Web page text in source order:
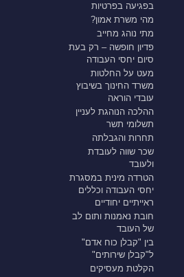
בפגיעה בפרטיות
מהי משרת אמון?
מתי נוהג מחייב
פדיון חופשה – רק בעת
סיום יחסי העבודה
מעט על החלטות
משרד החינוך בשיבוץ
עובדי הוראה
ההלכה הנוהגת לעניין
תשלומי תשר
תחרות והגבלתה
שכר שווה לעובדת
ולעובד
הטרדה מינית במסגרת
יחסי העבודה וכללים
ראייתיים יחודיים
חובת נאמנות ותום לב
של העובד
בין "קבלן כוח אדם"
ל"קבלן שירותים"
הקלטת מעסיקים